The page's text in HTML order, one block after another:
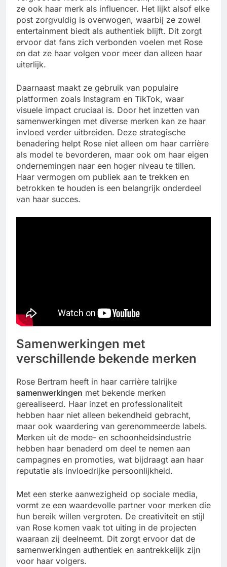
ze ook haar merk als influencer. Het lijkt alsof elke
post zorgvuldig is overwogen, waarbij ze zowel
entertainment biedt als authentiek blijft. Dit zorgt
ervoor dat fans zich verbonden voelen met Rose
en dat ze haar volgen voor meer dan alleen haar
uiterlijk.
Daarnaast maakt ze gebruik van populaire
platformen zoals Instagram en TikTok, waar
visuele impact cruciaal is. Door het inzetten van
samenwerkingen met diverse merken kan ze haar
invloed verder uitbreiden. Deze strategische
benadering helpt Rose niet alleen om haar carrière
als model te bevorderen, maar ook om haar eigen
ondernemingen naar een hoger niveau te tillen.
Haar vermogen om publiek aan te trekken en
betrokken te houden is een belangrijk onderdeel
van haar succes.
Samenwerkingen met
verschillende bekende merken
Rose Bertram heeft in haar carrière talrijke
samenwerkingen met bekende merken
gerealiseerd. Haar inzet en professionaliteit
hebben haar niet alleen bekendheid gebracht,
maar ook waardering van gerenommeerde labels.
Merken uit de mode- en schoonheidsindustrie
hebben haar benaderd om deel te nemen aan
campagnes en promoties, wat bijdraagt aan haar
reputatie als invloedrijke persoonlijkheid.
Met een sterke aanwezigheid op sociale media,
vormt ze een waardevolle partner voor merken die
hun bereik willen vergroten. De creativiteit en stijl
van Rose komen vaak tot uiting in de projecten
waaraan zij deelneemt. Dit zorgt ervoor dat de
samenwerkingen authentiek en aantrekkelijk zijn
voor haar volgers.